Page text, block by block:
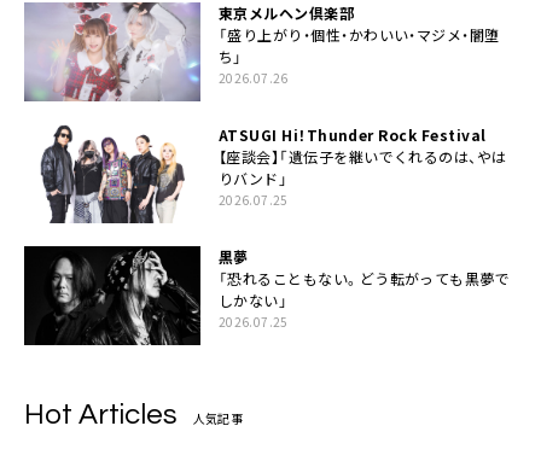
東京メルヘン倶楽部
「盛り上がり・個性・かわいい・マジメ・闇堕
ち」
2026.07.26
ATSUGI Hi！Thunder Rock Festival
【座談会】「遺伝子を継いでくれるのは、やは
りバンド」
2026.07.25
黒夢
「恐れることもない。どう転がっても黒夢で
しかない」
2026.07.25
Hot Articles 人気記事